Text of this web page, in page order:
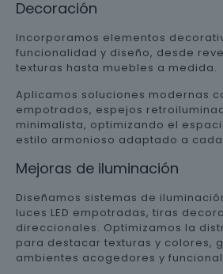
Decoración
Incorporamos elementos
funcionalidad y diseño, desde
texturas hasta muebles a medida.
Aplicamos soluciones modernas
empotrados, espejos
minimalista, optimizando el
estilo armonioso adaptado a
Mejoras de iluminación
Diseñamos sistemas de
luces LED empotradas, tiras
direccionales. Optimizamos la
para destacar texturas y colores,
ambientes acogedores y